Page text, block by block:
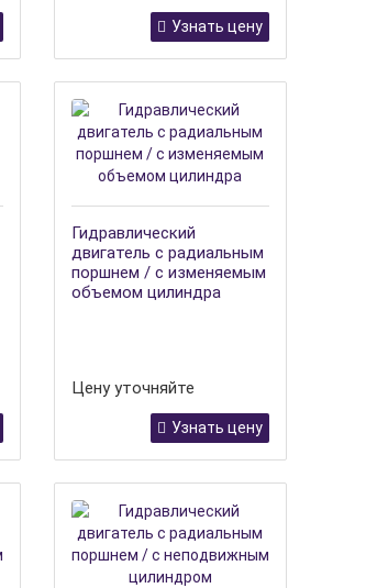
Узнать цену
Гидравлический
двигатель с радиальным
поршнем / с изменяемым
объемом цилиндра
Цену уточняйте
Узнать цену